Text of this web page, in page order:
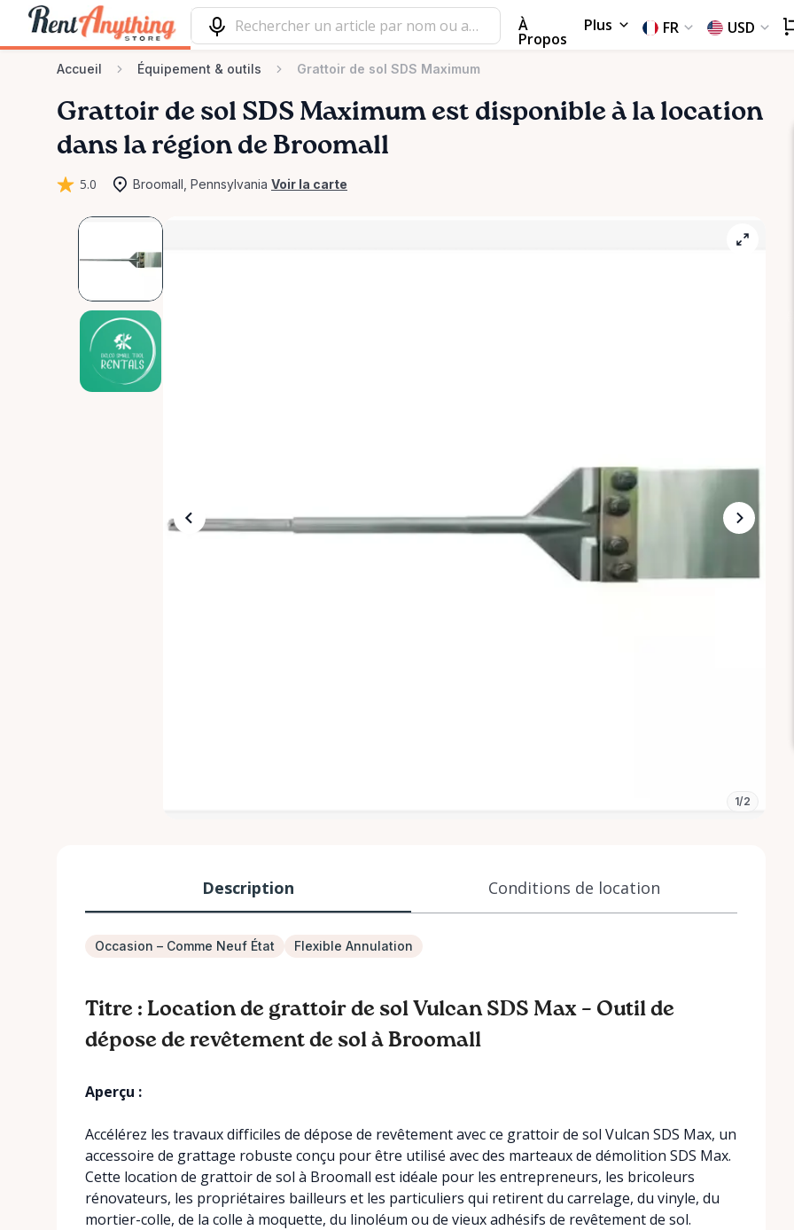
À
Propos
Plus FR USD
Accueil Équipement & outils Grattoir de sol SDS Maximum
Grattoir de sol SDS Maximum est disponible à la location
dans la région de Broomall
5.0 Broomall, Pennsylvania Voir la carte
1/2
Description Conditions de location
Occasion – Comme Neuf État Flexible Annulation
Titre : Location de grattoir de sol Vulcan SDS Max – Outil de
dépose de revêtement de sol à Broomall
Aperçu :
Accélérez les travaux difficiles de dépose de revêtement avec ce grattoir de sol Vulcan SDS Max, un
accessoire de grattage robuste conçu pour être utilisé avec des marteaux de démolition SDS Max.
Cette location de grattoir de sol à Broomall est idéale pour les entrepreneurs, les bricoleurs
rénovateurs, les propriétaires bailleurs et les particuliers qui retirent du carrelage, du vinyle, du
mortier-colle, de la colle à moquette, du linoléum ou de vieux adhésifs de revêtement de sol.